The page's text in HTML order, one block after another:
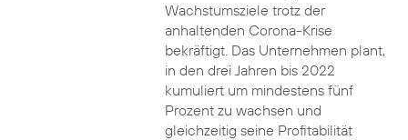
Wachstumsziele trotz der
anhaltenden Corona-Krise
bekräftigt. Das Unternehmen plant,
in den drei Jahren bis 2022
kumuliert um mindestens fünf
Prozent zu wachsen und
gleichzeitig seine Profitabilität